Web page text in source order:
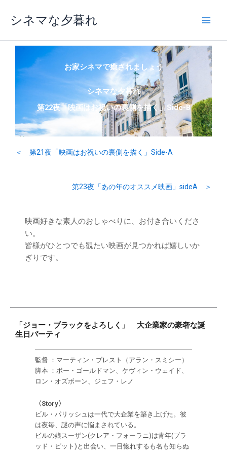
ス
シネマな夕暮れ
お家シネマで癒されましょう
シネマな夕暮れ
第22夜「映画はお祝いの裏側を描く」Side-B
＜ 第21夜「映画はお祝いの裏側を描く」Side-A
第23夜「あの年のオススメ映画」sideA ＞
映画好きな素人のおしゃべりに、お付き合いくださ
い。
皆様がひとつでも観たい映画が見つかれば嬉しいか
ぎりです。
「ジョー・ブラックをよろしく」 大企業家の豪奢な誕
生日パーティ
監督 ：マーティン・ブレスト（アラン・スミシー）
脚本 ：ボー・ゴールドマン、ケヴィン・ウェイド、
ロン・オズボーン、ジェフ・レノ
〈Story〉
ビル・パリッシュは一代で大企業を築き上げた。彼
は夜毎、謎の声に悩まされている。
ビルの娘スーザン(クレア・フォーラニ)は青年(ブラ
ッド・ピット)と出会い、一目惚れするも名も知らぬ